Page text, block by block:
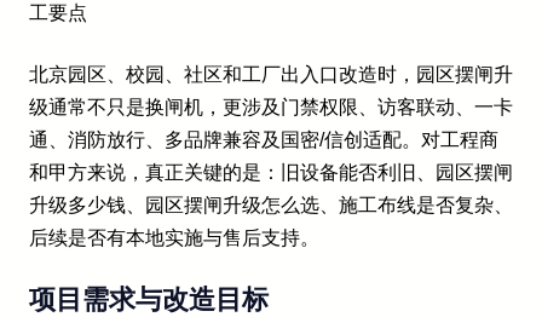
工要点
北京园区、校园、社区和工厂出入口改造时，园区摆闸升
级通常不只是换闸机，更涉及门禁权限、访客联动、一卡
通、消防放行、多品牌兼容及国密/信创适配。对工程商
和甲方来说，真正关键的是：旧设备能否利旧、园区摆闸
升级多少钱、园区摆闸升级怎么选、施工布线是否复杂、
后续是否有本地实施与售后支持。
项目需求与改造目标